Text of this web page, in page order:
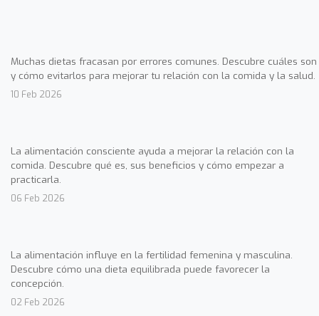
Muchas dietas fracasan por errores comunes. Descubre cuáles son
y cómo evitarlos para mejorar tu relación con la comida y la salud.
10 Feb 2026
La alimentación consciente ayuda a mejorar la relación con la
comida. Descubre qué es, sus beneficios y cómo empezar a
practicarla.
06 Feb 2026
La alimentación influye en la fertilidad femenina y masculina.
Descubre cómo una dieta equilibrada puede favorecer la
concepción.
02 Feb 2026